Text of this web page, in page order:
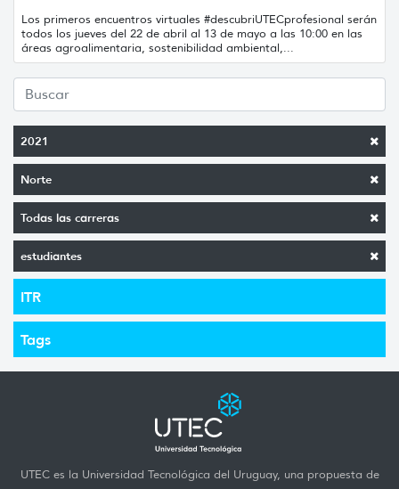
2021
Norte
Todas las carreras
estudiantes
ITR
Tags
Los primeros encuentros virtuales #descubriUTECprofesional serán
todos los jueves del 22 de abril al 13 de mayo a las 10:00 en las
áreas agroalimentaria, sostenibilidad ambiental,...
UTEC es la Universidad Tecnológica del Uruguay, una propuesta de